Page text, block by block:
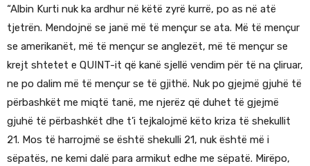
“Albin Kurti nuk ka ardhur në këtë zyrë kurrë, po as në atë
tjetrën. Mendojnë se janë më të mençur se ata. Më të mençur
se amerikanët, më të mençur se anglezët, më të mençur se
krejt shtetet e QUINT-it që kanë sjellë vendim për të na çliruar,
ne po dalim më të mençur se të gjithë. Nuk po gjejmë gjuhë të
përbashkët me miqtë tanë, me njerëz që duhet të gjejmë
gjuhë të përbashkët dhe t’i tejkalojmë këto kriza të shekullit
21. Mos të harrojmë se është shekulli 21, nuk është më i
sëpatës, ne kemi dalë para armikut edhe me sëpatë. Mirëpo,